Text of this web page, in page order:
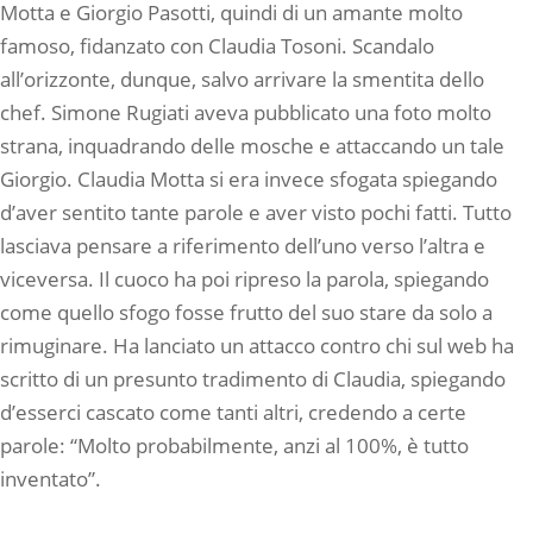
Motta e Giorgio Pasotti, quindi di un amante molto
famoso, fidanzato con Claudia Tosoni. Scandalo
all’orizzonte, dunque, salvo arrivare la smentita dello
chef. Simone Rugiati aveva pubblicato una foto molto
strana, inquadrando delle mosche e attaccando un tale
Giorgio. Claudia Motta si era invece sfogata spiegando
d’aver sentito tante parole e aver visto pochi fatti. Tutto
lasciava pensare a riferimento dell’uno verso l’altra e
viceversa. Il cuoco ha poi ripreso la parola, spiegando
come quello sfogo fosse frutto del suo stare da solo a
rimuginare. Ha lanciato un attacco contro chi sul web ha
scritto di un presunto tradimento di Claudia, spiegando
d’esserci cascato come tanti altri, credendo a certe
parole: “Molto probabilmente, anzi al 100%, è tutto
inventato”.